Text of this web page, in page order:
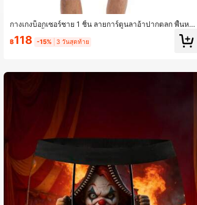
กางเกงบ็อกเซอร์ชาย 1 ชิ้น ลายการ์ตูนลาอ้าปากตลก พื้นหลัง
สีแดง ชุดชั้นในชายลายสัตว์การ์ตูน ของขวัญวันหยุดสุดสนุก
สำหรับใส่ลำลองอยู่บ้าน
฿118 -15% 3 วันสุดท้าย